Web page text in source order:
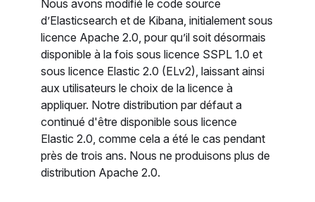
Nous avons modifié le code source
d’Elasticsearch et de Kibana, initialement sous
licence Apache 2.0, pour qu’il soit désormais
disponible à la fois sous licence SSPL 1.0 et
sous licence Elastic 2.0 (ELv2), laissant ainsi
aux utilisateurs le choix de la licence à
appliquer. Notre distribution par défaut a
continué d'être disponible sous licence
Elastic 2.0, comme cela a été le cas pendant
près de trois ans. Nous ne produisons plus de
distribution Apache 2.0.